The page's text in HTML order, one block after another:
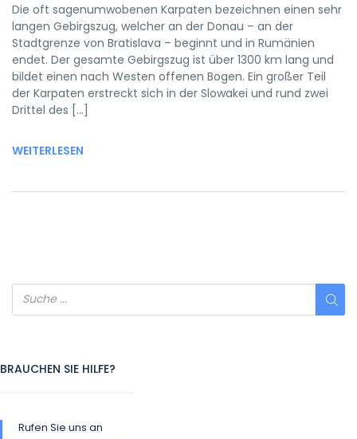
Die oft sagenumwobenen Karpaten bezeichnen einen sehr
langen Gebirgszug, welcher an der Donau – an der
Stadtgrenze von Bratislava – beginnt und in Rumänien
endet. Der gesamte Gebirgszug ist über 1300 km lang und
bildet einen nach Westen offenen Bogen. Ein großer Teil
der Karpaten erstreckt sich in der Slowakei und rund zwei
Drittel des […]
WEITERLESEN
BRAUCHEN SIE HILFE?
Rufen Sie uns an